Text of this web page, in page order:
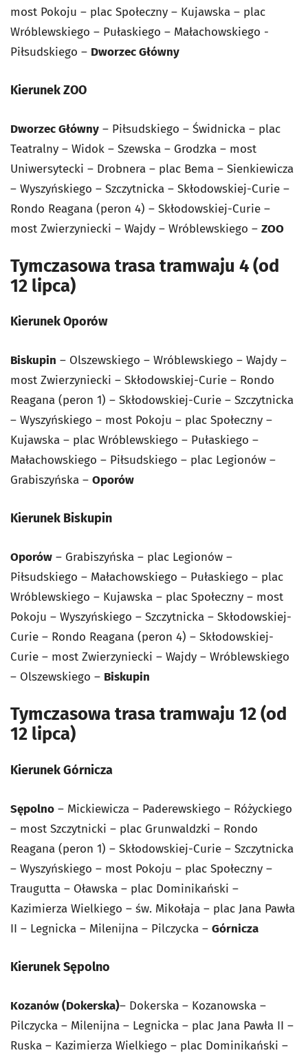
most Pokoju – plac Społeczny – Kujawska – plac
Wróblewskiego – Pułaskiego – Małachowskiego -
Piłsudskiego – Dworzec Główny
Kierunek ZOO
Dworzec Główny – Piłsudskiego – Świdnicka – plac
Teatralny – Widok – Szewska – Grodzka – most
Uniwersytecki – Drobnera – plac Bema – Sienkiewicza
– Wyszyńskiego – Szczytnicka – Skłodowskiej-Curie –
Rondo Reagana (peron 4) – Skłodowskiej-Curie –
most Zwierzyniecki – Wajdy – Wróblewskiego – ZOO
Tymczasowa trasa tramwaju 4 (od
12 lipca)
Kierunek Oporów
Biskupin – Olszewskiego – Wróblewskiego – Wajdy –
most Zwierzyniecki – Skłodowskiej-Curie – Rondo
Reagana (peron 1) – Skłodowskiej-Curie – Szczytnicka
– Wyszyńskiego – most Pokoju – plac Społeczny –
Kujawska – plac Wróblewskiego – Pułaskiego –
Małachowskiego – Piłsudskiego – plac Legionów –
Grabiszyńska – Oporów
Kierunek Biskupin
Oporów – Grabiszyńska – plac Legionów –
Piłsudskiego – Małachowskiego – Pułaskiego – plac
Wróblewskiego – Kujawska – plac Społeczny – most
Pokoju – Wyszyńskiego – Szczytnicka – Skłodowskiej-
Curie – Rondo Reagana (peron 4) – Skłodowskiej-
Curie – most Zwierzyniecki – Wajdy – Wróblewskiego
– Olszewskiego – Biskupin
Tymczasowa trasa tramwaju 12 (od
12 lipca)
Kierunek Górnicza
Sępolno – Mickiewicza – Paderewskiego – Różyckiego
– most Szczytnicki – plac Grunwaldzki – Rondo
Reagana (peron 1) – Skłodowskiej-Curie – Szczytnicka
– Wyszyńskiego – most Pokoju – plac Społeczny –
Traugutta – Oławska – plac Dominikański –
Kazimierza Wielkiego – św. Mikołaja – plac Jana Pawła
II – Legnicka – Milenijna – Pilczycka – Górnicza
Kierunek Sępolno
Kozanów (Dokerska)– Dokerska – Kozanowska –
Pilczycka – Milenijna – Legnicka – plac Jana Pawła II –
Ruska – Kazimierza Wielkiego – plac Dominikański –